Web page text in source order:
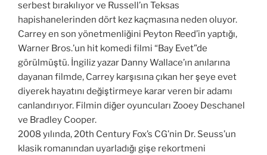
serbest bırakılıyor ve Russell’ın Teksas
hapishanelerinden dört kez kaçmasına neden oluyor.
Carrey en son yönetmenliğini Peyton Reed’in yaptığı,
Warner Bros.’un hit komedi filmi “Bay Evet”de
görülmüştü. İngiliz yazar Danny Wallace’ın anılarına
dayanan filmde, Carrey karşısına çıkan her şeye evet
diyerek hayatını değiştirmeye karar veren bir adamı
canlandırıyor. Filmin diğer oyuncuları Zooey Deschanel
ve Bradley Cooper.
2008 yılında, 20th Century Fox’s CG’nin Dr. Seuss’un
klasik romanından uyarladığı gişe rekortmeni